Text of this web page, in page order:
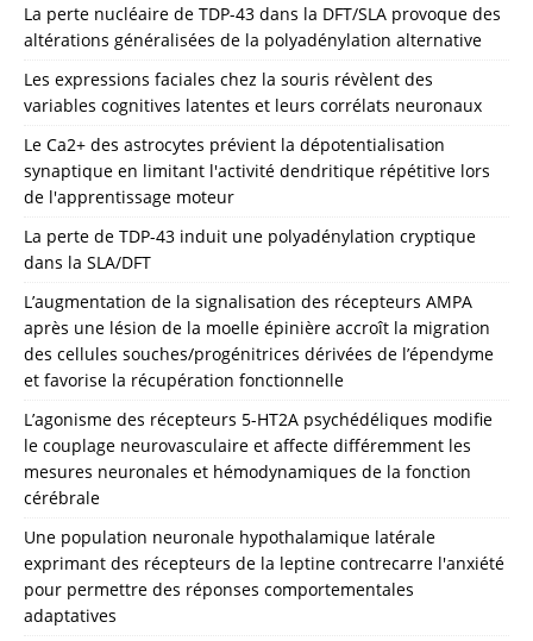
La perte nucléaire de TDP-43 dans la DFT/SLA provoque des
altérations généralisées de la polyadénylation alternative
Les expressions faciales chez la souris révèlent des
variables cognitives latentes et leurs corrélats neuronaux
Le Ca2+ des astrocytes prévient la dépotentialisation
synaptique en limitant l'activité dendritique répétitive lors
de l'apprentissage moteur
La perte de TDP-43 induit une polyadénylation cryptique
dans la SLA/DFT
L’augmentation de la signalisation des récepteurs AMPA
après une lésion de la moelle épinière accroît la migration
des cellules souches/progénitrices dérivées de l’épendyme
et favorise la récupération fonctionnelle
L’agonisme des récepteurs 5-HT2A psychédéliques modifie
le couplage neurovasculaire et affecte différemment les
mesures neuronales et hémodynamiques de la fonction
cérébrale
Une population neuronale hypothalamique latérale
exprimant des récepteurs de la leptine contrecarre l'anxiété
pour permettre des réponses comportementales
adaptatives